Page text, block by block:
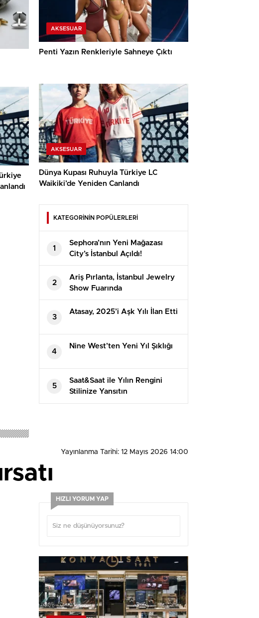
AKSESUAR
Penti Yazın Renkleriyle Sahneye Çıktı
AKSESUAR
Dünya Kupası Ruhuyla Türkiye LC
Waikiki’de Yeniden Canlandı
KATEGORİNİN POPÜLERLERİ
1
Sephora’nın Yeni Mağazası
City’s İstanbul Açıldı!
2
Ariş Pırlanta, İstanbul Jewelry
Show Fuarında
3
Atasay, 2025’i Aşk Yılı İlan Etti
4
Nine West’ten Yeni Yıl Şıklığı
5
Saat&Saat ile Yılın Rengini
Stilinize Yansıtın
Yayınlanma Tarihi: 12 Mayıs 2026 14:00
HIZLI YORUM YAP